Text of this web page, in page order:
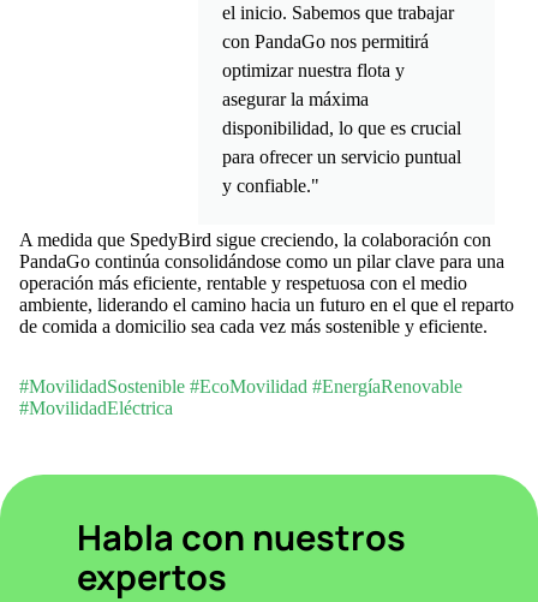
el inicio. Sabemos que trabajar
con PandaGo nos permitirá
optimizar nuestra flota y
asegurar la máxima
disponibilidad, lo que es crucial
para ofrecer un servicio puntual
y confiable."
A medida que SpedyBird sigue creciendo, la colaboración con
PandaGo continúa consolidándose como un pilar clave para una
operación más eficiente, rentable y respetuosa con el medio
ambiente, liderando el camino hacia un futuro en el que el reparto
de comida a domicilio sea cada vez más sostenible y eficiente.
#MovilidadSostenible #EcoMovilidad #EnergíaRenovable
#MovilidadEléctrica
Habla con nuestros
expertos